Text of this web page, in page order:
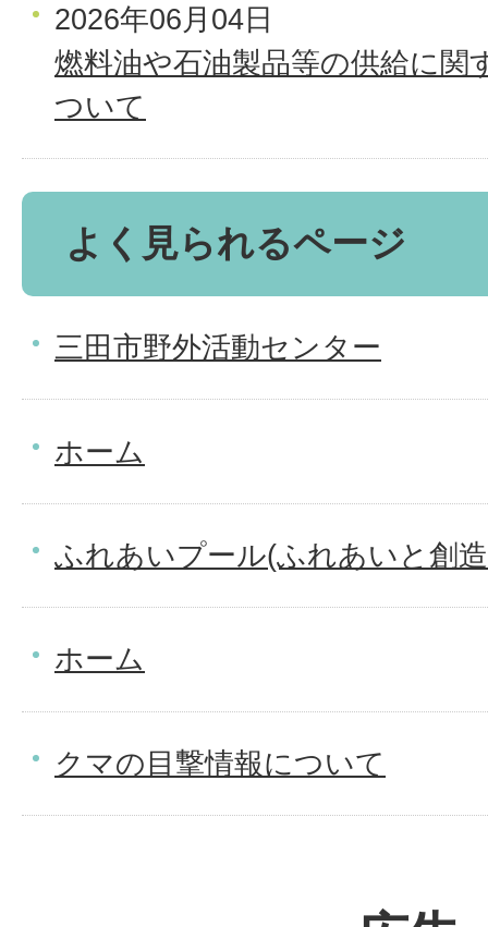
2026年06月04日
燃料油や石油製品等の供給に関
ついて
よく見られるページ
三田市野外活動センター
ホーム
ふれあいプール(ふれあいと創
ホーム
クマの目撃情報について